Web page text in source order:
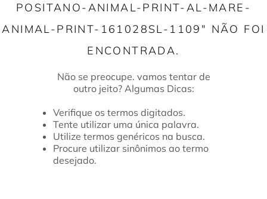
POSITANO-ANIMAL-PRINT-AL-MARE-
ANIMAL-PRINT-161028SL-1109
Verifique os termos digitados.
Tente utilizar uma única palavra.
Utilize termos genéricos na busca.
Procure utilizar sinônimos ao termo
desejado.